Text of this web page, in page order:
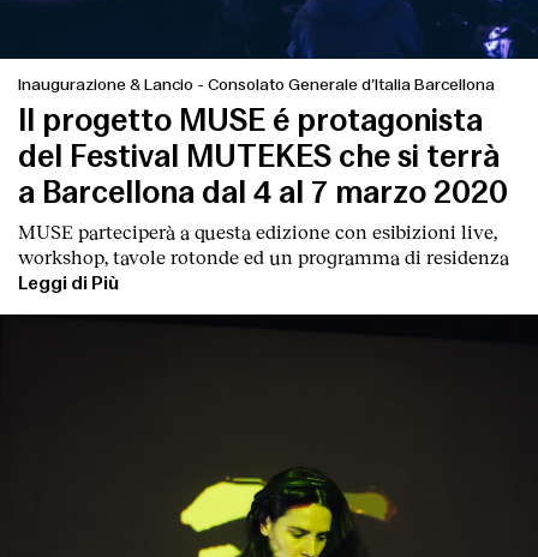
Inaugurazione & Lancio - Consolato Generale d’Italia Barcellona
Il progetto MUSE é protagonista
del Festival MUTEKES che si terrà
a Barcellona dal 4 al 7 marzo 2020
MUSE parteciperà a questa edizione con esibizioni live,
workshop, tavole rotonde ed un programma di residenza
Leggi di Più